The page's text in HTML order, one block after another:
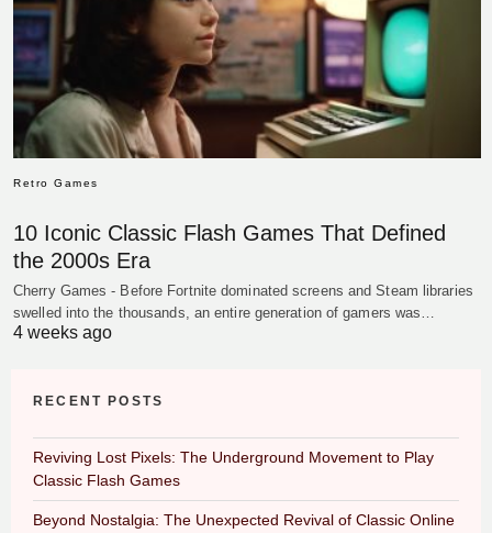
Retro Games
10 Iconic Classic Flash Games That Defined
the 2000s Era
Cherry Games - Before Fortnite dominated screens and Steam libraries
swelled into the thousands, an entire generation of gamers was…
4 weeks ago
RECENT POSTS
Reviving Lost Pixels: The Underground Movement to Play
Classic Flash Games
Beyond Nostalgia: The Unexpected Revival of Classic Online